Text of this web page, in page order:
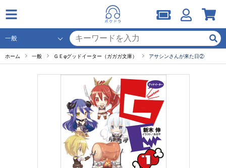
ホーム 一般 ＧＥφグッドイーター（ガガガ文庫） アサシンさんが来た日②